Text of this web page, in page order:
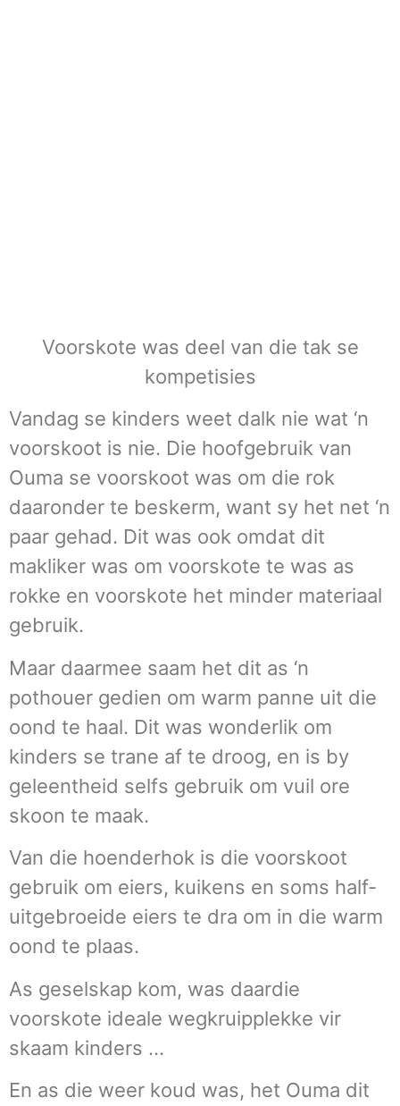
Voorskote was deel van die tak se
kompetisies
Vandag se kinders weet dalk nie wat ‘n
voorskoot is nie. Die hoofgebruik van
Ouma se voorskoot was om die rok
daaronder te beskerm, want sy het net ‘n
paar gehad. Dit was ook omdat dit
makliker was om voorskote te was as
rokke en voorskote het minder materiaal
gebruik.
Maar daarmee saam het dit as ‘n
pothouer gedien om warm panne uit die
oond te haal. Dit was wonderlik om
kinders se trane af te droog, en is by
geleentheid selfs gebruik om vuil ore
skoon te maak.
Van die hoenderhok is die voorskoot
gebruik om eiers, kuikens en soms half-
uitgebroeide eiers te dra om in die warm
oond te plaas.
As geselskap kom, was daardie
voorskote ideale wegkruipplekke vir
skaam kinders …
En as die weer koud was, het Ouma dit